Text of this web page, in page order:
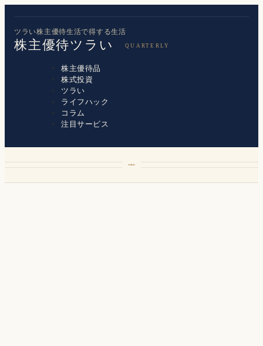
ツラい株主優待生活で得する生活
株主優待ツラい
株主優待品
株式投資
ツラい
ライフハック
コラム
注目サービス